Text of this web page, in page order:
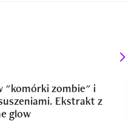
"komórki zombie" i
Ekstrakt z
glow